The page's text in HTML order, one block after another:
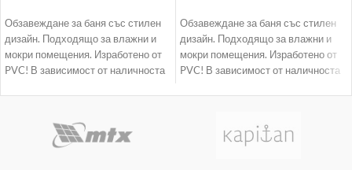
Обзавеждане за баня със стилен
дизайн. Подходящо за влажни и
мокри помещения. Изработено от
PVC! В зависимост от наличноста
Обзавеждане за баня със стилен
дизайн. Подходящо за влажни и
мокри помещения. Изработено от
PVC! В зависимост от наличноста